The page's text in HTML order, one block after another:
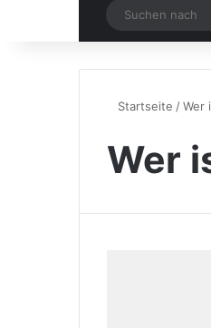
Zufälliger Artikel
Startseite /Wer
Wer